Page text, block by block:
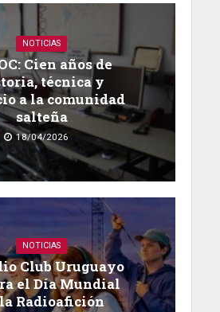
NOTICIAS
Cien años de
técnica y
a la comunidad
salteña
18/04/2026
NOTICIAS
Club Uruguayo
el Día Mundial
Radioafición